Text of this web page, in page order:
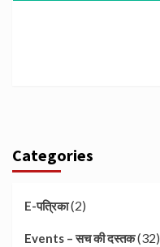
Categories
E-पत्रिका(2)
Events – सच की दस्तक(32)